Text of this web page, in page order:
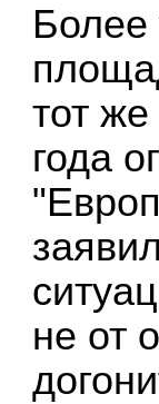
Более
тот
года
не от